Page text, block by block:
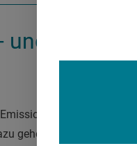
Scope 3-
deren Ursache
gehören etwa